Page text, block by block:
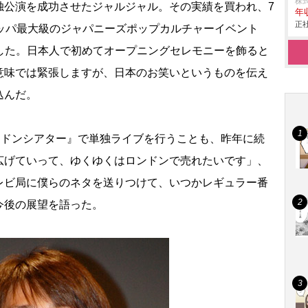
演を成功させたジャルジャル。その実績を買われ、7
最大級のジャパニーズポップカルチャーイベント
。日本人で初めてオープニングセレモニーを飾ると
では緊張しますが、日本のお笑いというものを伝え
だ。
シアター』で単独ライブを行うことも、昨年に続
ていって、ゆくゆくはロンドンで売れたいです」、
局に僕らのネタを送りつけて、いつかレギュラー番
の展望を語った。
年
正